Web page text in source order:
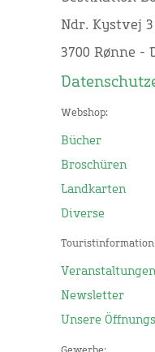
Ndr. Kystvej 3
3700 Rønne -
Webshop:
Bücher
Broschüren
Landkarten
Diverse
Veranstaltungen
Newsletter
Unsere